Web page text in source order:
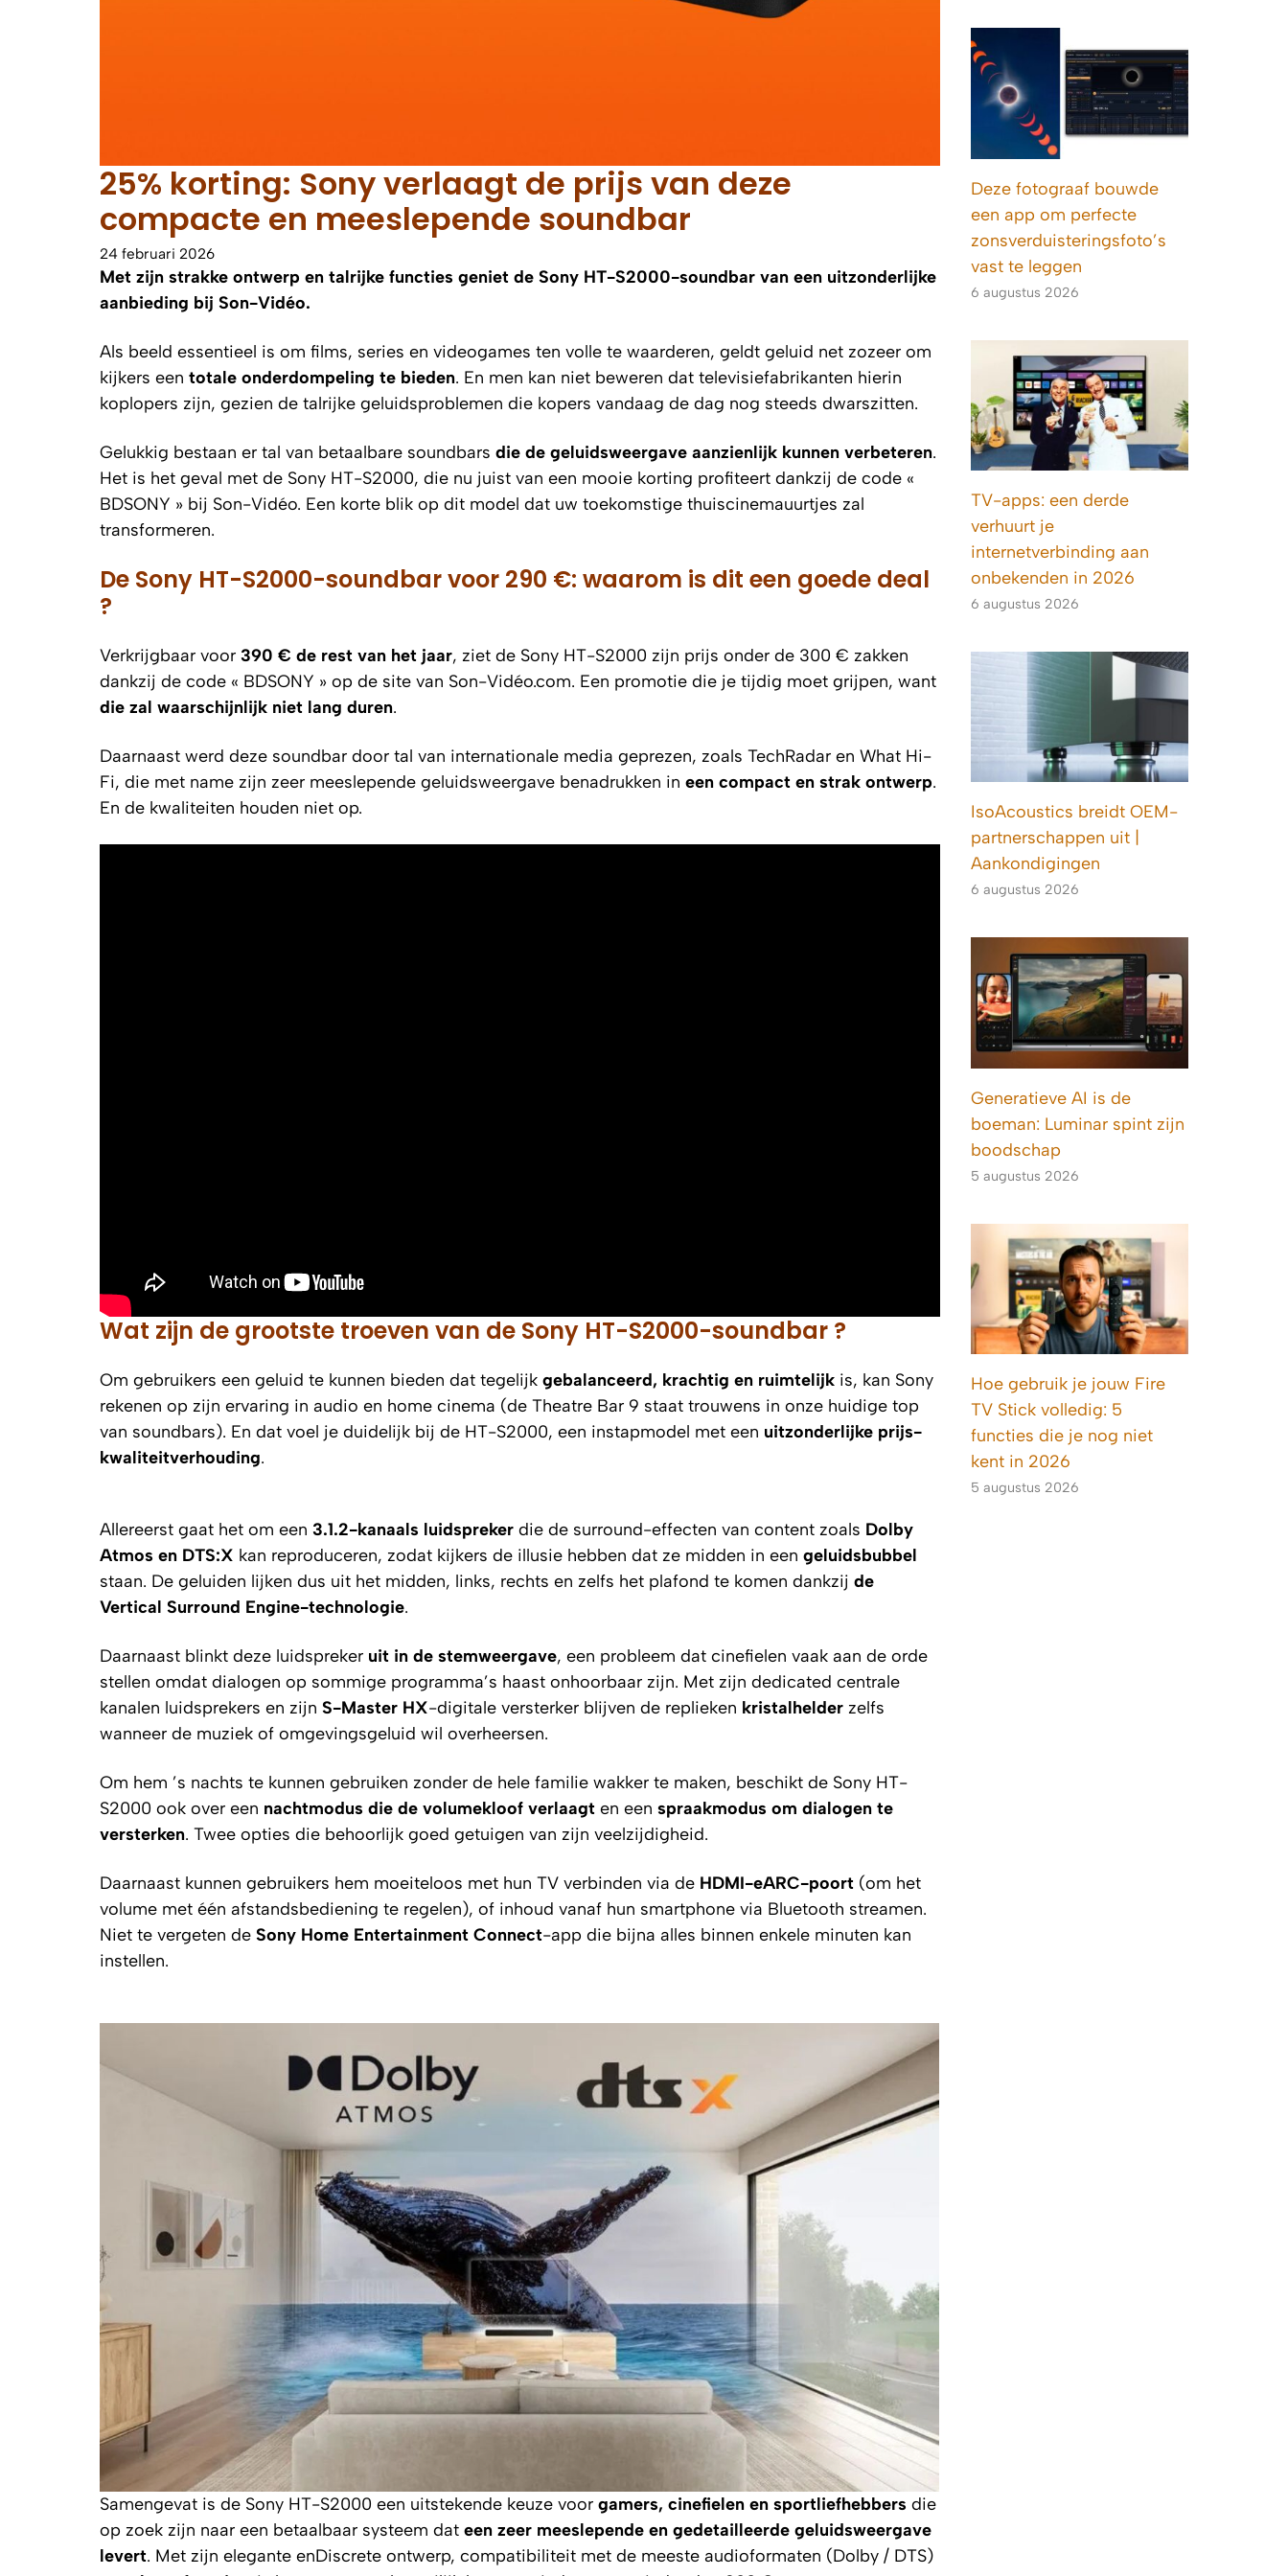
25% korting: Sony verlaagt de prijs van deze
compacte en meeslepende soundbar
24 februari 2026
Met zijn strakke ontwerp en talrijke functies geniet de Sony HT-S2000-soundbar van een uitzonderlijke
aanbieding bij Son-Vidéo.
Als beeld essentieel is om films, series en videogames ten volle te waarderen, geldt geluid net zozeer om
kijkers een totale onderdompeling te bieden. En men kan niet beweren dat televisiefabrikanten hierin
koplopers zijn, gezien de talrijke geluidsproblemen die kopers vandaag de dag nog steeds dwarszitten.
Gelukkig bestaan er tal van betaalbare soundbars die de geluidsweergave aanzienlijk kunnen verbeteren.
Het is het geval met de Sony HT-S2000, die nu juist van een mooie korting profiteert dankzij de code «
BDSONY » bij Son-Vidéo. Een korte blik op dit model dat uw toekomstige thuiscinemauurtjes zal
transformeren.
De Sony HT-S2000-soundbar voor 290 €: waarom is dit een goede deal
?
Verkrijgbaar voor 390 € de rest van het jaar, ziet de Sony HT-S2000 zijn prijs onder de 300 € zakken
dankzij de code « BDSONY » op de site van Son-Vidéo.com. Een promotie die je tijdig moet grijpen, want
die zal waarschijnlijk niet lang duren.
Daarnaast werd deze soundbar door tal van internationale media geprezen, zoals TechRadar en What Hi-
Fi, die met name zijn zeer meeslepende geluidsweergave benadrukken in een compact en strak ontwerp.
En de kwaliteiten houden niet op.
Wat zijn de grootste troeven van de Sony HT-S2000-soundbar ?
Om gebruikers een geluid te kunnen bieden dat tegelijk gebalanceerd, krachtig en ruimtelijk is, kan Sony
rekenen op zijn ervaring in audio en home cinema (de Theatre Bar 9 staat trouwens in onze huidige top
van soundbars). En dat voel je duidelijk bij de HT-S2000, een instapmodel met een uitzonderlijke prijs-
kwaliteitverhouding.
Allereerst gaat het om een 3.1.2-kanaals luidspreker die de surround-effecten van content zoals Dolby
Atmos en DTS:X kan reproduceren, zodat kijkers de illusie hebben dat ze midden in een geluidsbubbel
staan. De geluiden lijken dus uit het midden, links, rechts en zelfs het plafond te komen dankzij de
Vertical Surround Engine-technologie.
Daarnaast blinkt deze luidspreker uit in de stemweergave, een probleem dat cinefielen vaak aan de orde
stellen omdat dialogen op sommige programma’s haast onhoorbaar zijn. Met zijn dedicated centrale
kanalen luidsprekers en zijn S-Master HX-digitale versterker blijven de replieken kristalhelder zelfs
wanneer de muziek of omgevingsgeluid wil overheersen.
Om hem ’s nachts te kunnen gebruiken zonder de hele familie wakker te maken, beschikt de Sony HT-
S2000 ook over een nachtmodus die de volumekloof verlaagt en een spraakmodus om dialogen te
versterken. Twee opties die behoorlijk goed getuigen van zijn veelzijdigheid.
Daarnaast kunnen gebruikers hem moeiteloos met hun TV verbinden via de HDMI-eARC-poort (om het
volume met één afstandsbediening te regelen), of inhoud vanaf hun smartphone via Bluetooth streamen.
Niet te vergeten de Sony Home Entertainment Connect-app die bijna alles binnen enkele minuten kan
instellen.
Samengevat is de Sony HT-S2000 een uitstekende keuze voor gamers, cinefielen en sportliefhebbers die
op zoek zijn naar een betaalbaar systeem dat een zeer meeslepende en gedetailleerde geluidsweergave
levert. Met zijn elegante enDiscrete ontwerp, compatibiliteit met de meeste audioformaten (Dolby / DTS)
Deze fotograaf bouwde
een app om perfecte
zonsverduisteringsfoto’s
vast te leggen
6 augustus 2026
TV-apps: een derde
verhuurt je
internetverbinding aan
onbekenden in 2026
6 augustus 2026
IsoAcoustics breidt OEM-
partnerschappen uit |
Aankondigingen
6 augustus 2026
Generatieve AI is de
boeman: Luminar spint zijn
boodschap
5 augustus 2026
Hoe gebruik je jouw Fire
TV Stick volledig: 5
functies die je nog niet
kent in 2026
5 augustus 2026